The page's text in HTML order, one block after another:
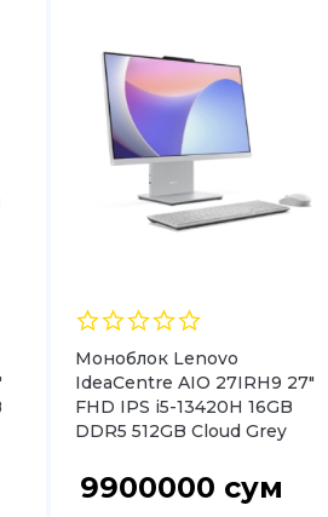
Моноблок Lenovo
IdeaCentre AIO 27IRH9 27″
FHD IPS i5-13420H 16GB
DDR5 512GB Cloud Grey
9900000 сум